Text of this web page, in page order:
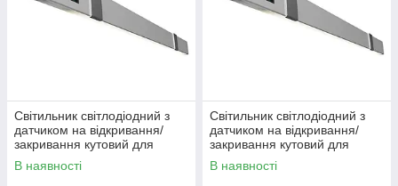
Світильник світлодіодний з
датчиком на відкривання/
закривання кутовий для
гардеробу 450мм 12V 4500К
LEDUA
В наявності
Світильник світлодіодний з
датчиком на відкривання/
закривання кутовий для
гардеробу 600мм 12V 4500К
LEDUA
В наявності